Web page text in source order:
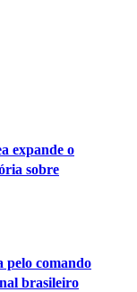
expande o
sobre
pelo comando
brasileiro